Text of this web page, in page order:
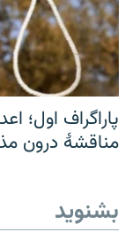
پاراگراف اول؛
مناقشهٔ درون
بشنوید